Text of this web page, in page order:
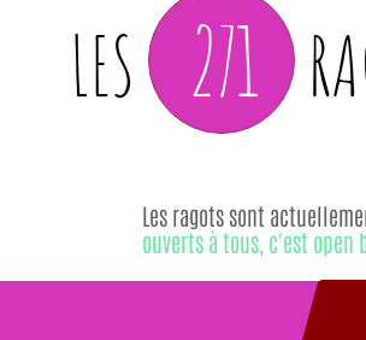
LES 271
Les ragots sont
ouverts à tous, c'est open